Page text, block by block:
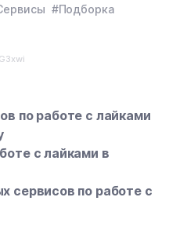
#Подборка
по работе с лайками
с лайками в
сервисов по работе с